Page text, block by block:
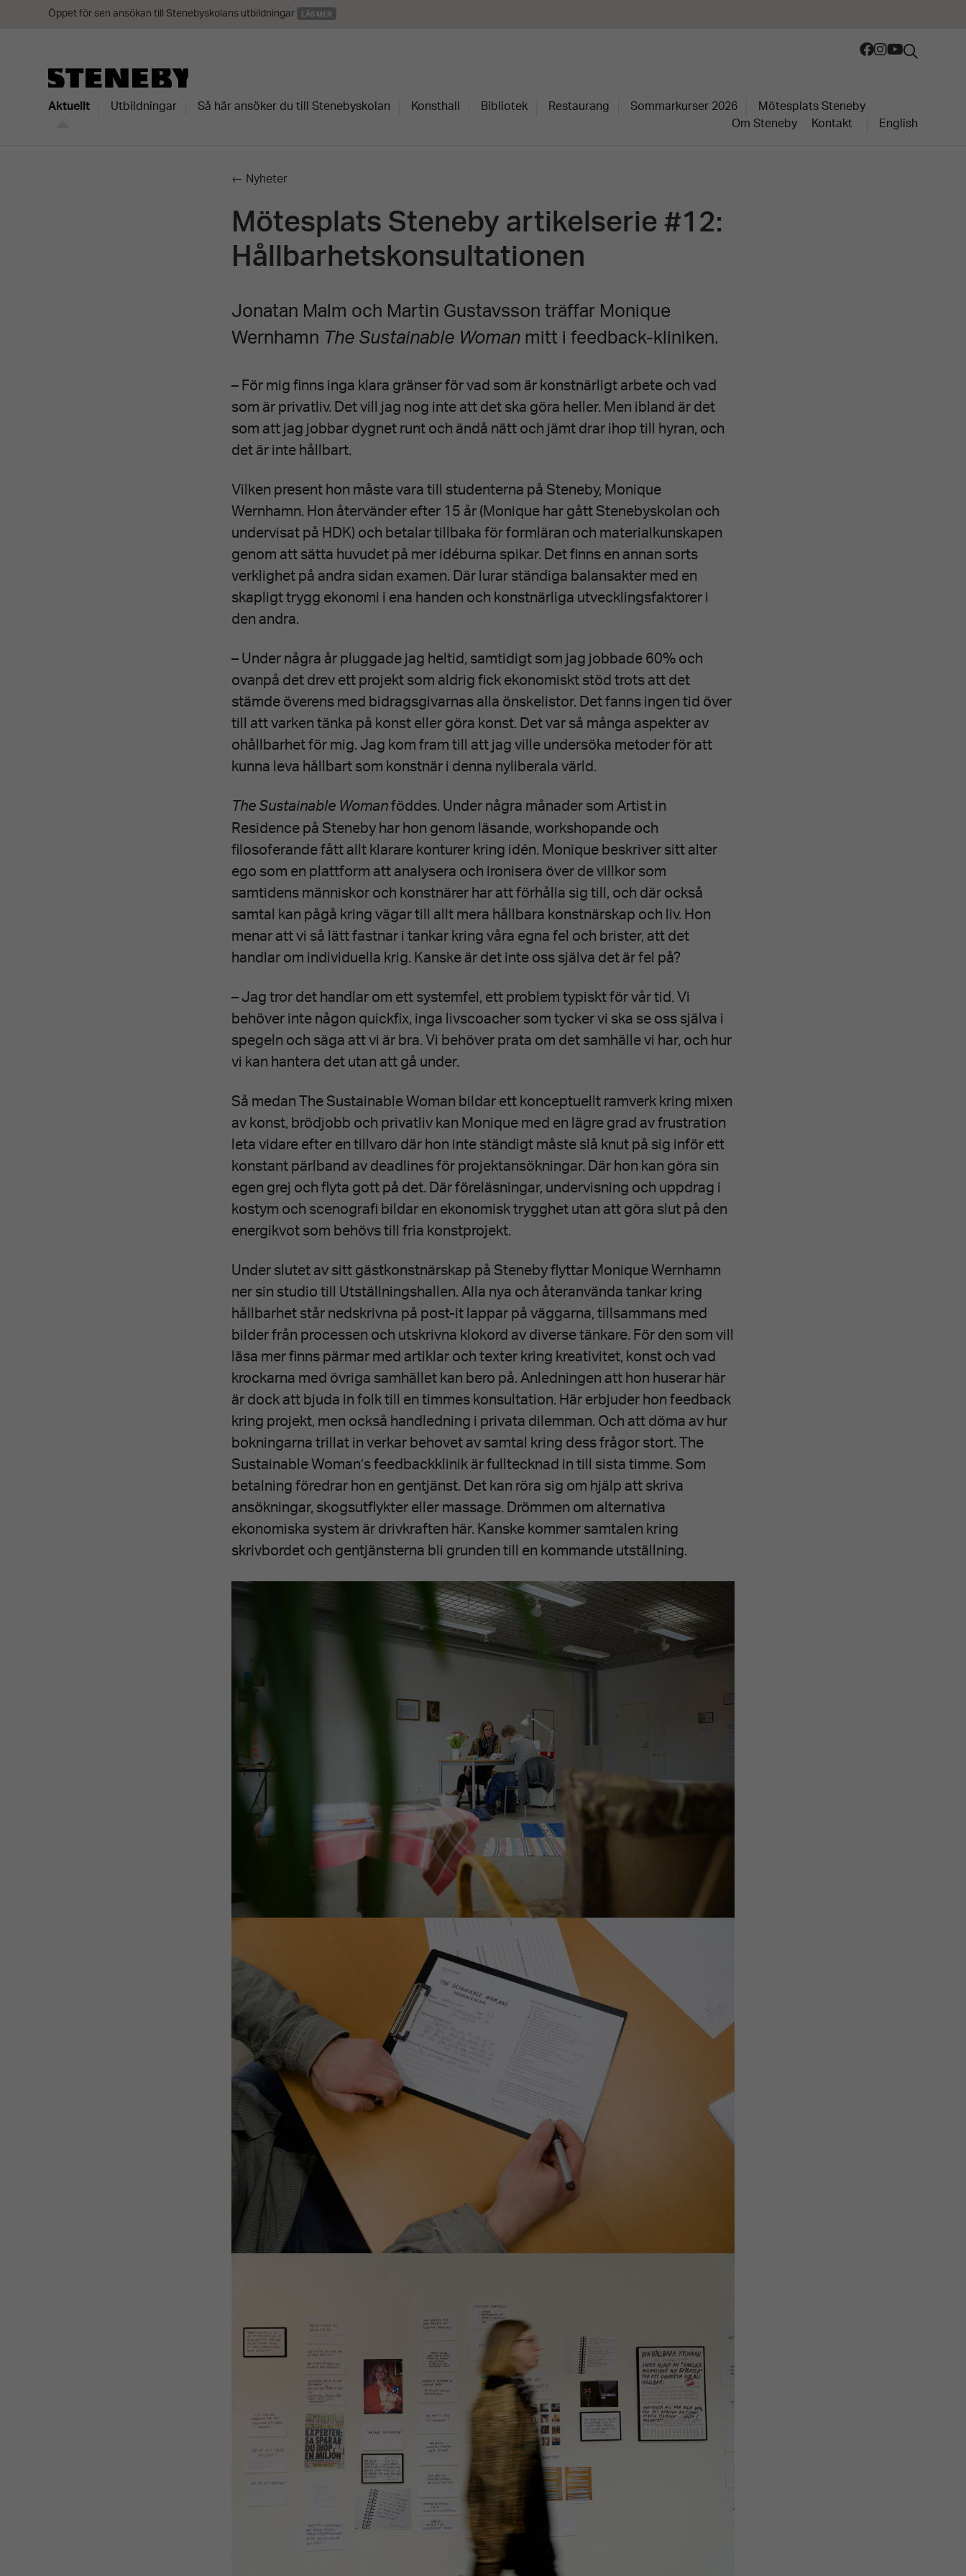
Aktuellt Utbildningar Så här ansöker du till Stenebyskolan Konsthall Bibliotek Restaurang Sommarkurser 2026 Mötesplats Steneby
Om Steneby Kontakt English
← Nyheter
Mötesplats Steneby artikelserie #12:
Hållbarhetskonsultationen
Jonatan Malm och Martin Gustavsson träffar Monique
Wernhamn The Sustainable Womanmitt i feedback-kliniken.
– För mig finns inga klara gränser för vad som är konstnärligt arbete och vad
som är privatliv. Det vill jag nog inte att det ska göra heller. Men ibland är det
som att jag jobbar dygnet runt och ändå nätt och jämt drar ihop till hyran, och
det är inte hållbart.
Vilken present hon måste vara till studenterna på Steneby, Monique
Wernhamn. Hon återvänder efter 15 år (Monique har gått Stenebyskolan och
undervisat på HDK) och betalar tillbaka för formläran och materialkunskapen
genom att sätta huvudet på mer idéburna spikar. Det finns en annan sorts
verklighet på andra sidan examen. Där lurar ständiga balansakter med en
skapligt trygg ekonomi i ena handen och konstnärliga utvecklingsfaktorer i
den andra.
– Under några år pluggade jag heltid, samtidigt som jag jobbade 60% och
ovanpå det drev ett projekt som aldrig fick ekonomiskt stöd trots att det
stämde överens med bidragsgivarnas alla önskelistor. Det fanns ingen tid över
till att varken tänka på konst eller göra konst. Det var så många aspekter av
ohållbarhet för mig. Jag kom fram till att jag ville undersöka metoder för att
kunna leva hållbart som konstnär i denna nyliberala värld.
The Sustainable Womanföddes. Under några månader som Artist in
Residence på Steneby har hon genom läsande, workshopande och
filosoferande fått allt klarare konturer kring idén. Monique beskriver sitt alter
ego som en plattform att analysera och ironisera över de villkor som
samtidens människor och konstnärer har att förhålla sig till, och där också
samtal kan pågå kring vägar till allt mera hållbara konstnärskap och liv. Hon
menar att vi så lätt fastnar i tankar kring våra egna fel och brister, att det
handlar om individuella krig. Kanske är det inte oss själva det är fel på?
– Jag tror det handlar om ett systemfel, ett problem typiskt för vår tid. Vi
behöver inte någon quickfix, inga livscoacher som tycker vi ska se oss själva i
spegeln och säga att vi är bra. Vi behöver prata om det samhälle vi har, och hur
vi kan hantera det utan att gå under.
Så medan The Sustainable Woman bildar ett konceptuellt ramverk kring mixen
av konst, brödjobb och privatliv kan Monique med en lägre grad av frustration
leta vidare efter en tillvaro där hon inte ständigt måste slå knut på sig inför ett
konstant pärlband av deadlines för projektansökningar. Där hon kan göra sin
egen grej och flyta gott på det. Där föreläsningar, undervisning och uppdrag i
kostym och scenografi bildar en ekonomisk trygghet utan att göra slut på den
energikvot som behövs till fria konstprojekt.
Under slutet av sitt gästkonstnärskap på Steneby flyttar Monique Wernhamn
ner sin studio till Utställningshallen. Alla nya och återanvända tankar kring
hållbarhet står nedskrivna på post-it lappar på väggarna, tillsammans med
bilder från processen och utskrivna klokord av diverse tänkare. För den som vill
läsa mer finns pärmar med artiklar och texter kring kreativitet, konst och vad
krockarna med övriga samhället kan bero på. Anledningen att hon huserar här
är dock att bjuda in folk till en timmes konsultation. Här erbjuder hon feedback
kring projekt, men också handledning i privata dilemman. Och att döma av hur
bokningarna trillat in verkar behovet av samtal kring dess frågor stort. The
Sustainable Woman’s feedbackklinik är fulltecknad in till sista timme. Som
betalning föredrar hon en gentjänst. Det kan röra sig om hjälp att skriva
ansökningar, skogsutflykter eller massage. Drömmen om alternativa
ekonomiska system är drivkraften här. Kanske kommer samtalen kring
skrivbordet och gentjänsterna bli grunden till en kommande utställning.
Öppet för sen ansökan till Stenebyskolans utbildningar LÄS MER
går inte att
välja bort. De
behövs för att
över huvud
taget ska
Upplevelse
För att vår
hemsida ska
prestera så
bra som
möjligt under
ditt besök.
Om du nekar
dessa
cookies
kommer viss